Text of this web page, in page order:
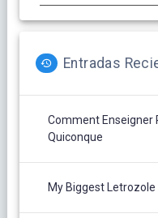
Entradas
Comment Enseigner
Quiconque
My Biggest Letrozole